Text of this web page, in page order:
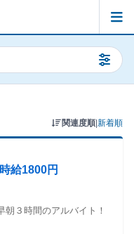
関連度順 新着順
給1800円
朝３時間のアルバイト！